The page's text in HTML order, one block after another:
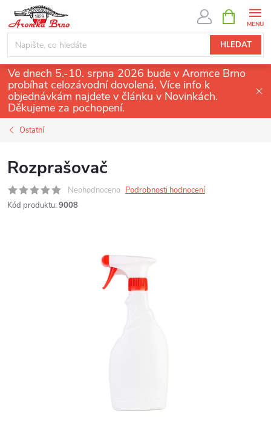
obsah
HLEDAT
NÁKUPNÍ
KOŠÍK
Ve dnech 5.-10. srpna 2026 bude v Aromce Brno
probíhat celozávodní dovolená. Více info k
objednávkám najdete v článku v Novinkách.
Děkujeme za pochopení.
Ostatní
Rozprašovač
Neohodnoceno Podrobnosti hodnocení
Kód produktu: 9008